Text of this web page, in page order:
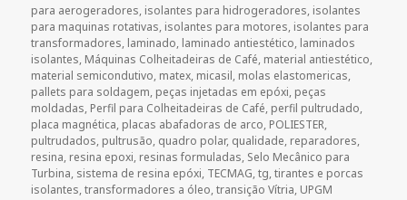
para aerogeradores, isolantes para hidrogeradores, isolantes
para maquinas rotativas, isolantes para motores, isolantes para
transformadores, laminado, laminado antiestético, laminados
isolantes, Máquinas Colheitadeiras de Café, material antiestético,
material semicondutivo, matex, micasil, molas elastomericas,
pallets para soldagem, peças injetadas em epóxi, peças
moldadas, Perfil para Colheitadeiras de Café, perfil pultrudado,
placa magnética, placas abafadoras de arco, POLIESTER,
pultrudados, pultrusão, quadro polar, qualidade, reparadores,
resina, resina epoxi, resinas formuladas, Selo Mecânico para
Turbina, sistema de resina epóxi, TECMAG,tg,tirantes e porcas
isolantes,transformadores a óleo,transição Vítria, UPGM